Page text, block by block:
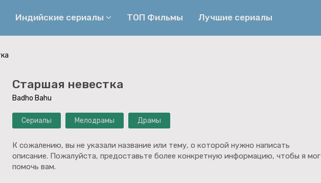
Индийские сериалы
Криминальные
Семейные
Фильмы
Комедии
Ужасы
ТОП Фильмы Лучшие сериалы
Старшая невестка
Badho Bahu
Сериалы Мелодрамы Драмы
К сожалению, вы не указали название или тему, о которой нужно написать
описание. Пожалуйста, предоставьте более конкретную информацию, чтобы я мог
помочь вам.